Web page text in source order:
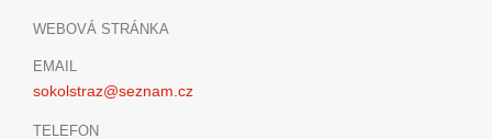
WEBOVÁ STRÁNKA
EMAIL
sokolstraz@seznam.cz
TELEFON